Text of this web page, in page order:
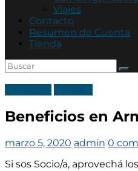
Policía
Córdoba
Viajes
Contacto
Resumen de Cuenta
Tienda
Beneficios en
marzo 5, 2020 admin 0
Si sos Socio/a, aprovechá